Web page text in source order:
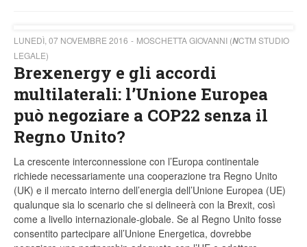
LUNEDÌ, 07 NOVEMBRE 2016 MOSCHETTA GIOVANNI (NCTM STUDIO
LEGALE)
Brexenergy e gli accordi
multilaterali: l’Unione Europea
può negoziare a COP22 senza il
Regno Unito?
La crescente interconnessione con l’Europa continentale
richiede necessariamente una cooperazione tra Regno Unito
(UK) e il mercato interno dell’energia dell’Unione Europea (UE)
qualunque sia lo scenario che si delineerà con la Brexit, così
come a livello internazionale-globale. Se al Regno Unito fosse
consentito partecipare all’Unione Energetica, dovrebbe